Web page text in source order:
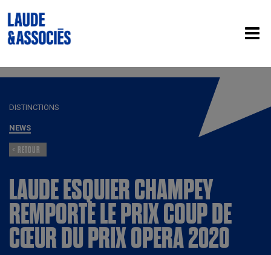
DISTINCTIONS
NEWS
< RETOUR
LAUDE ESQUIER CHAMPEY
REMPORTE LE PRIX COUP DE
CŒUR DU PRIX OPERA 2020